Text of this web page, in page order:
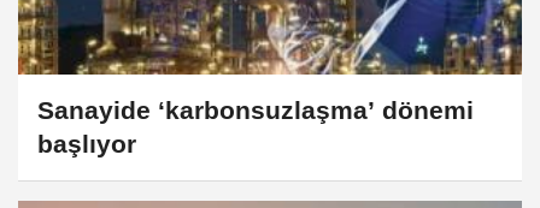
Sanayide ‘karbonsuzlaşma’ dönemi
başlıyor